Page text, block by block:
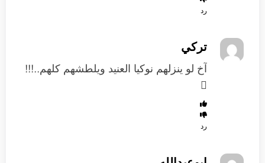
رد
تركي
آخ لو ينزلهم نوكيا العنيد ويلطشهم كلهم..!!!

رد